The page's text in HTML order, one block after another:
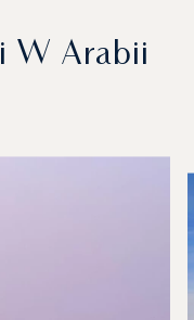
W Arabii